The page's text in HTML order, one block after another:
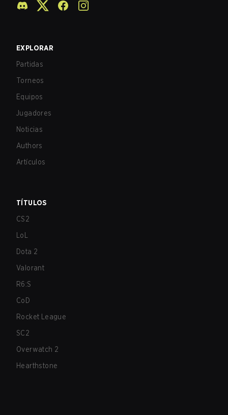
EXPLORAR
Partidas
Torneos
Equipos
Jugadores
Noticias
Authors
Artículos
TÍTULOS
CS2
LoL
Dota 2
Valorant
R6:S
CoD
Rocket League
SC2
Overwatch 2
Hearthstone